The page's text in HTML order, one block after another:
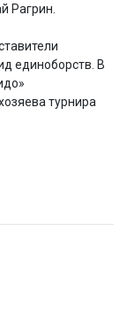
Рагрин.
единоборств. В
турнира